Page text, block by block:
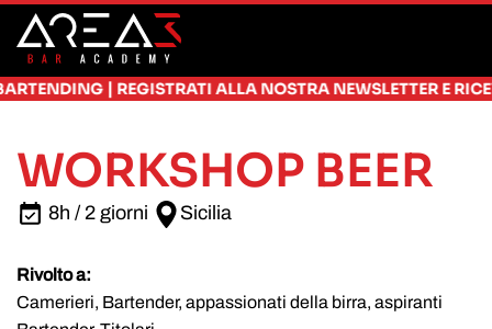
Skip to main content
|REGISTRATI ALLA NOSTRA NEWSLETTER E RICEVI
WORKSHOP BEER
8h / 2 giorni Sicilia
Rivolto a:
Camerieri, Bartender, appassionati della birra, aspiranti